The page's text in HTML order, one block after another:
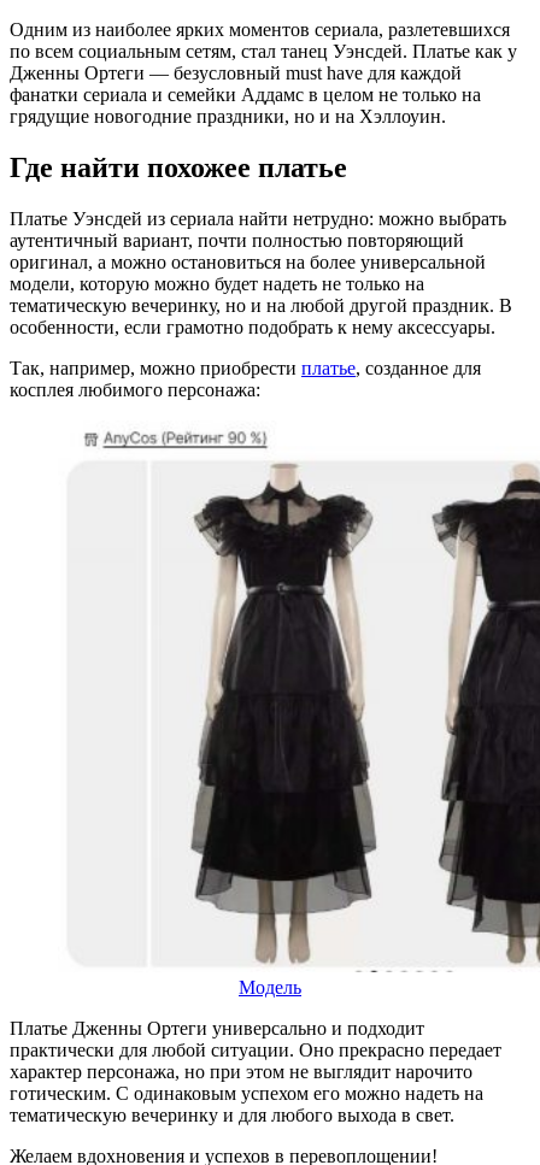
Одним из наиболее ярких моментов сериала, разлетевшихся
по всем социальным сетям, стал танец Уэнсдей. Платье как у
Дженны Ортеги — безусловный must have для каждой
фанатки сериала и семейки Аддамс в целом не только на
грядущие новогодние праздники, но и на Хэллоуин.
Где найти похожее платье
Платье Уэнсдей из сериала найти нетрудно: можно выбрать
аутентичный вариант, почти полностью повторяющий
оригинал, а можно остановиться на более универсальной
модели, которую можно будет надеть не только на
тематическую вечеринку, но и на любой другой праздник. В
особенности, если грамотно подобрать к нему аксессуары.
Так, например, можно приобрести платье, созданное для
косплея любимого персонажа:
Модель
Платье Дженны Ортеги универсально и подходит
практически для любой ситуации. Оно прекрасно передает
характер персонажа, но при этом не выглядит нарочито
готическим. С одинаковым успехом его можно надеть на
тематическую вечеринку и для любого выхода в свет.
Желаем вдохновения и успехов в перевоплощении!